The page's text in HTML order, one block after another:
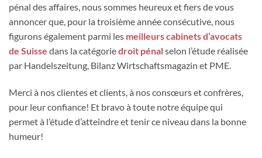
pénal des affaires, nous sommes heureux et fiers de vous
annoncer que, pour la troisième année consécutive, nous
figurons également parmi les meilleurs cabinets d’avocats
de Suisse dans la catégoriedroit pénalselon l’étude réalisée
par Handelszeitung, Bilanz Wirtschaftsmagazin et PME.
Merci à nos clientes et clients, à nos consœurs et confrères,
pour leur confiance! Et bravo à toute notre équipe qui
permet à l’étude d’atteindre et tenir ce niveau dans la bonne
humeur!